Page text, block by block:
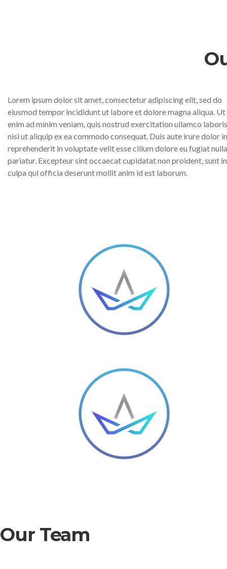
Lorem ipsum dolor sit amet, consectetur adipiscing elit, sed do
eiusmod tempor incididunt ut labore et dolore magna aliqua. Ut
enim ad minim veniam, quis nostrud exercitation ullamco laboris
nisi ut aliquip ex ea commodo consequat. Duis aute irure dolor in
reprehenderit in voluptate velit esse cillum dolore eu fugiat nulla
pariatur. Excepteur sint occaecat cupidatat non proident, sunt in
culpa qui officia deserunt mollit anim id est laborum.
Our Team